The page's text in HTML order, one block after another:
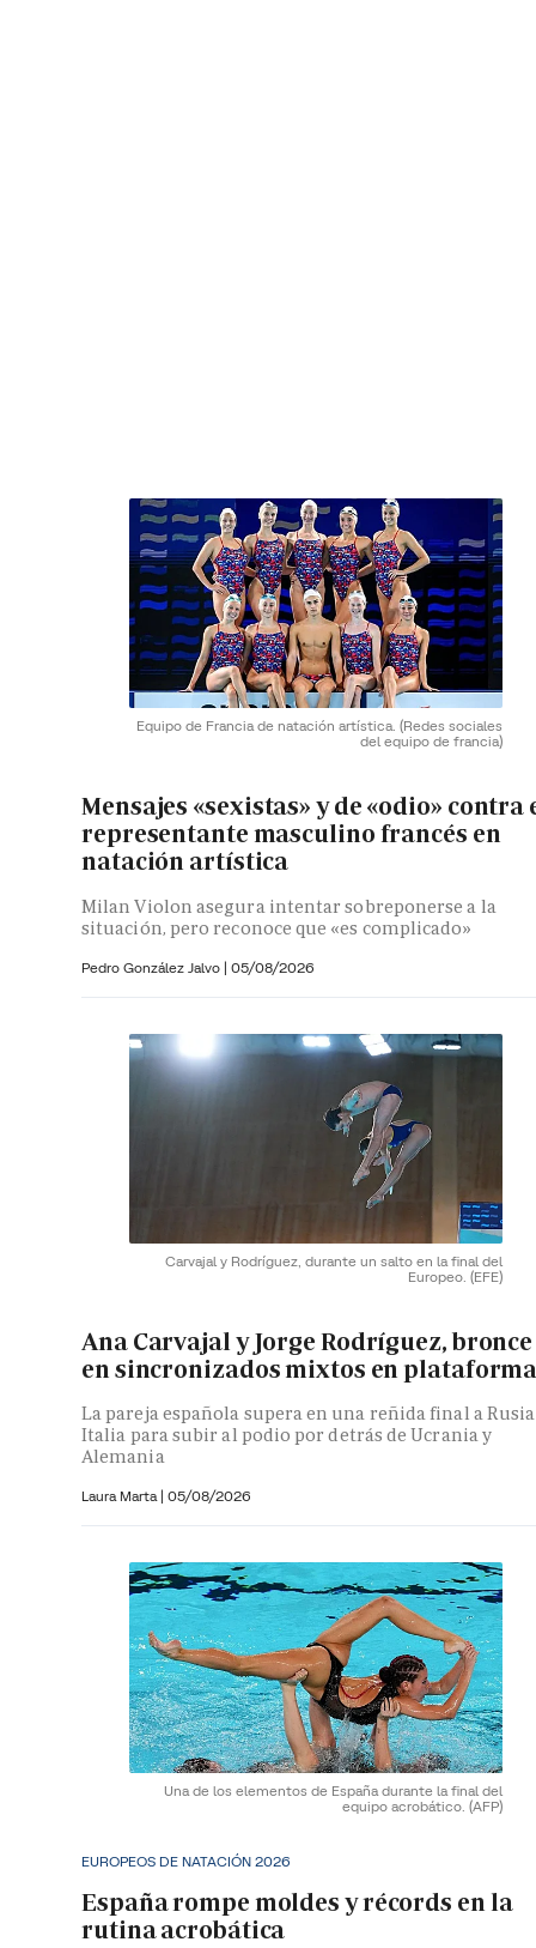
Equipo de Francia de natación artística. (Redes sociales
del equipo de francia)
Mensajes «sexistas» y de «odio» contra
representante masculino francés en
natación artística
Milan Violon asegura intentar sobreponerse a la
situación, pero reconoce que «es complicado»
Pedro González Jalvo | 05/08/2026
Carvajal y Rodríguez, durante un salto en la final del
Europeo. (EFE)
Ana Carvajal y Jorge Rodríguez, bronce
en sincronizados mixtos en
La pareja española supera en una reñida final a
Italia para subir al podio por detrás de Ucrania y
Alemania
Laura Marta | 05/08/2026
Una de los elementos de España durante la final del
equipo acrobático. (AFP)
EUROPEOS DE NATACIÓN 2026
España rompe moldes y récords en la
rutina acrobática